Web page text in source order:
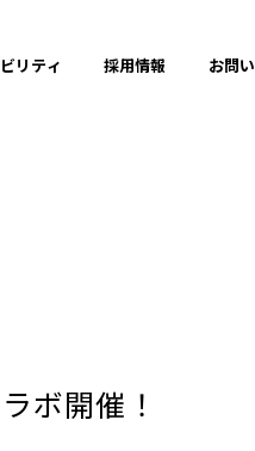
リティ 採用情報 お問
ボ開催！